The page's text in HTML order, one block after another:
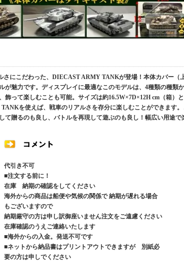
にこだわった、DIECAST ARMY TANKが登場！本体カバー（
魅力です。ディスプレイに最適なこのモデルは、4種類の種類か
って楽しむことも可能。サイズは約16.5W×7D×12H cm（箱）と
を使えば、戦車のリアルさを存分に楽しむことができます
て贈るのも良し、バトルを再現して遊ぶのも良し！幅広い用途で
代引き不可
■注文する前に！
在庫 納期の確認をしてください
海外からの商品は船便や気候の関係で 納期が遅れる場合
もございますので
納期厳守の方は申し訳御座いません注文をご遠慮ください
在庫確認のうえご連絡いたします
■海外からの入金。発送不可です
■ネットから納品書はプリントアウトできますが 別紙必
要の方は申しでください